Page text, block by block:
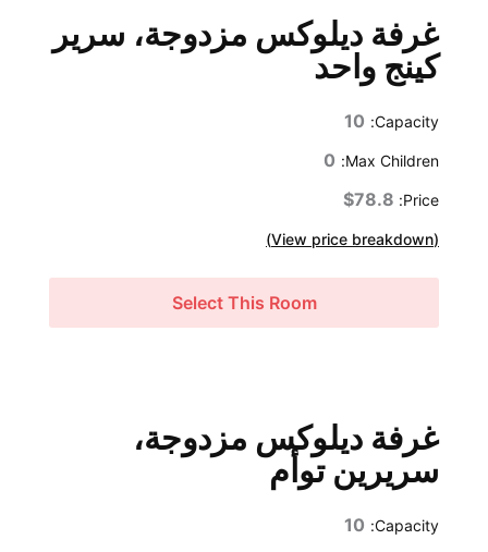
غرفة ديلوكس مزدوجة، سرير
كينج واحد
Capacity:
10
Max Children:
0
Price:
$78.8
(View price breakdown)
Select This Room
غرفة ديلوكس مزدوجة،
سريرين توأم
Capacity:
10